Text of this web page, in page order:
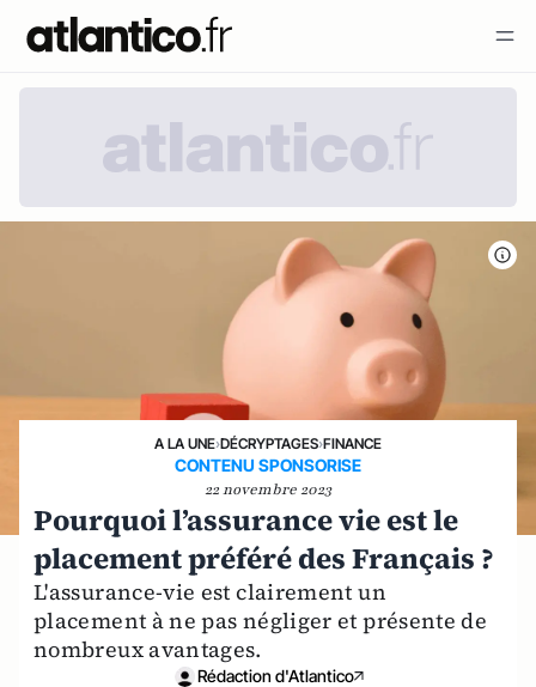
A LA UNE›DÉCRYPTAGES›FINANCE
CONTENU SPONSORISE
22 novembre 2023
Pourquoi l’assurance vie est le
placement préféré des Français ?
L'assurance-vie est clairement un
placement à ne pas négliger et présente de
nombreux avantages.
Rédaction d'Atlantico